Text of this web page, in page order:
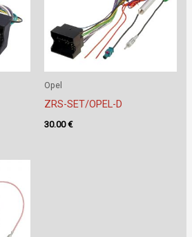
Opel
ZRS-SET/OPEL-D
30.00€